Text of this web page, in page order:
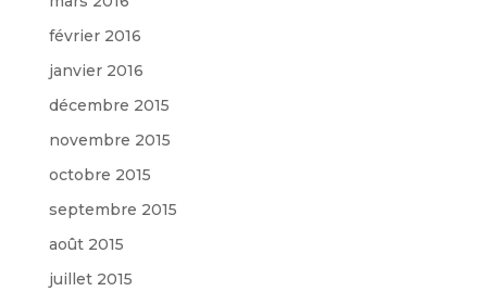
février 2016
janvier 2016
décembre 2015
novembre 2015
octobre 2015
septembre 2015
août 2015
juillet 2015